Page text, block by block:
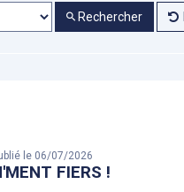
Rechercher
le 06/07/2026
FIERS !